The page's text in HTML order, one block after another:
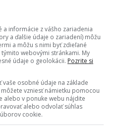
informácie z vášho zariadenia
a ďalšie údaje o zariadení) môžu
a môžu s nimi byť zdieľané
webovými stránkami. My
údaje o geolokácii. Pozrite si
osobné údaje na základe
vzniesť námietku pomocou
alebo v ponuke webu nájdite
alebo odvolať súhlas
cookie.